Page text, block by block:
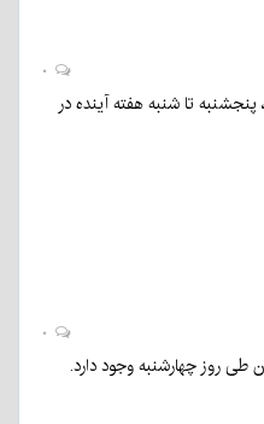
شمالی و ارتفاعات مرکزی استان، پنجشنبه تا شنبه هفته آینده در